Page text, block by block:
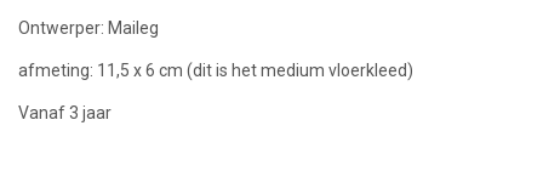
Ontwerper: Maileg
afmeting: 11,5 x 6 cm (dit is het medium vloerkleed)
Vanaf 3 jaar